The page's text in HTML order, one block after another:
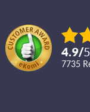
4.9/5
7735